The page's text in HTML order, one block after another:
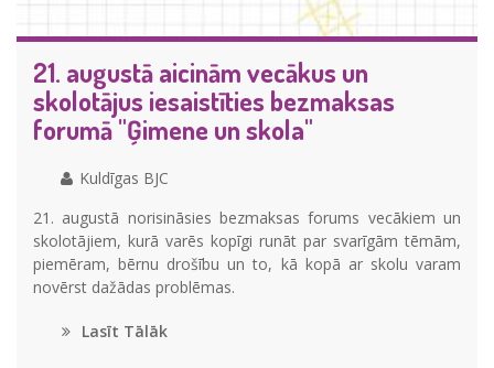
21. augustā aicinām vecākus un
skolotājus iesaistīties bezmaksas
forumā "Ģimene un skola"
Kuldīgas BJC
21. augustā norisināsies bezmaksas forums vecākiem un
skolotājiem, kurā varēs kopīgi runāt par svarīgām tēmām,
piemēram, bērnu drošību un to, kā kopā ar skolu varam
novērst dažādas problēmas.
Lasīt Tālāk